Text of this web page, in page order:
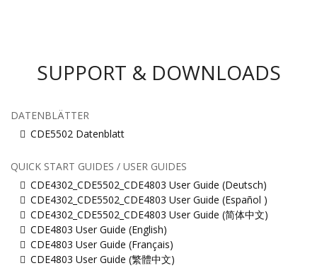
SUPPORT & DOWNLOADS
DATENBLÄTTER
CDE5502 Datenblatt
QUICK START GUIDES / USER GUIDES
CDE4302_CDE5502_CDE4803 User Guide (Deutsch)
CDE4302_CDE5502_CDE4803 User Guide (Español )
CDE4302_CDE5502_CDE4803 User Guide (简体中文)
CDE4803 User Guide (English)
CDE4803 User Guide (Français)
CDE4803 User Guide (繁體中文)